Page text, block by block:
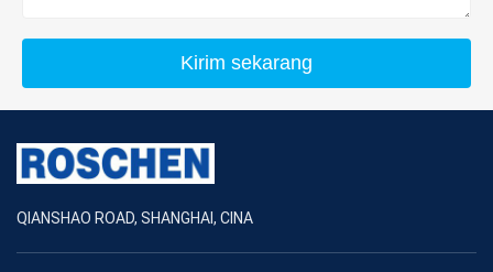
Kirim sekarang
QIANSHAO ROAD, SHANGHAI, CINA